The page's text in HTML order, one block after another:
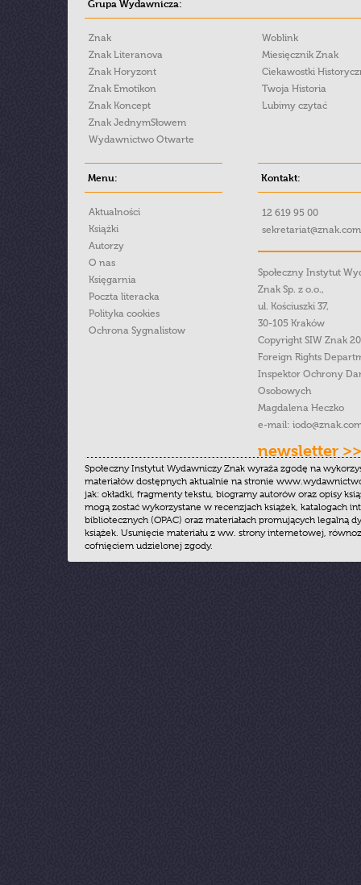
Grupa Wydawnicza:
Znak
Znak Literanova
Znak Horyzont
Znak Emotikon
Znak Koncept
Znak JednymSłowem
Wydawnictwo Otwarte
Woblink
Miesięcznik Znak
Ciekawostki
Twoja Historia
Lubimy czytać
Menu:
Aktualności
Książki
Autorzy
O nas
Księgarnia
Poczta literacka
Polityka cookies
Ochrona Sygnalistow
Kontakt:
12 619 95 00
Społeczny Instytut
Znak Sp. z o.o.,
ul. Kościuszki 37,
30-105 Kraków
Copyright SIW Znak
Foreign Rights
Inspektor Ochrony
Osobowych
Magdalena Heczko
e-mail:
newsletter >>
Społeczny Instytut Wydawniczy Znak wyraża zgodę na
materiałów dostępnych aktualnie na stronie
jak: okładki, fragmenty tekstu, biogramy autorów oraz opisy
mogą zostać wykorzystane w recenzjach książek, katalogach
bibliotecznych (OPAC) oraz materiałach promujących legalną
książek. Usunięcie materiału z ww. strony internetowej,
cofnięciem udzielonej zgody.